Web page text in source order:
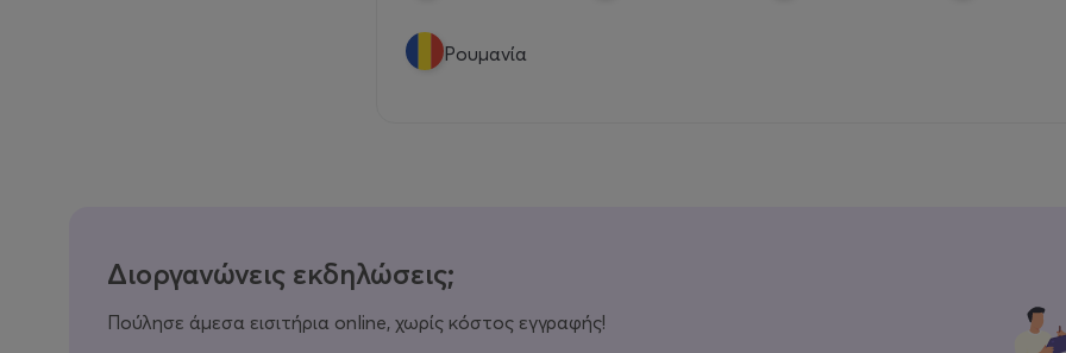
Ρουμανία
Διοργανώνεις εκδηλώσεις;
Πούλησε άμεσα εισιτήρια online, χωρίς κόστος εγγραφής!